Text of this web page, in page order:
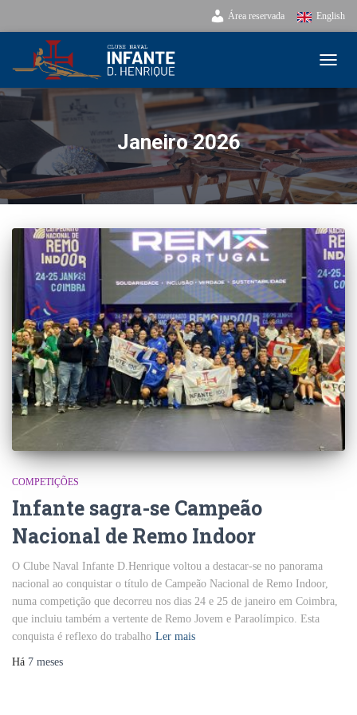
Área reservada English
Janeiro 2026
COMPETIÇÕES
Infante sagra-se Campeão
Nacional de Remo Indoor
O Clube Naval Infante D.Henrique voltou a destacar-se no panorama
nacional ao conquistar o título de Campeão Nacional de Remo Indoor,
numa competição que decorreu nos dias 24 e 25 de janeiro em Coimbra,
que incluiu também a vertente de Remo Jovem e Paraolímpico. Esta
conquista é reflexo do trabalho Ler mais
Há 7 meses